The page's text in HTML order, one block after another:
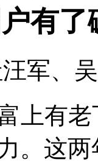
有了
汪军、
有老
。这